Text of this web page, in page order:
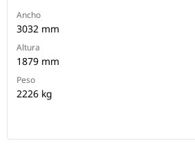
Ancho
3032 mm
Altura
1879 mm
Peso
2226 kg